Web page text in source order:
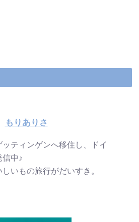
もりありさ
ッティンゲンへ移住し、ドイ
信中♪
いもの旅行がだいすき。